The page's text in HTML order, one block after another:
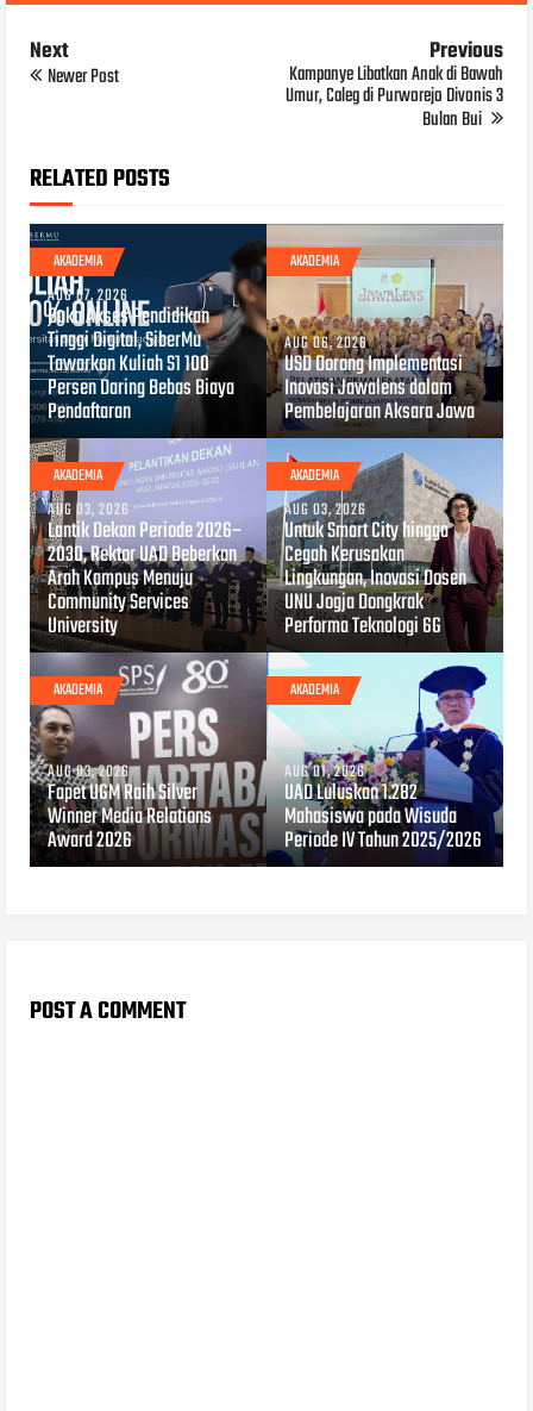
Next
Newer Post
Previous
Kampanye Libatkan Anak di Bawah
Umur, Caleg di Purworejo Divonis 3
Bulan Bui
RELATED POSTS
AKADEMIA
AUG 07, 2026
Buka Akses Pendidikan
Tinggi Digital, SiberMu
Tawarkan Kuliah S1 100
Persen Daring Bebas Biaya
Pendaftaran
AKADEMIA
AUG 06, 2026
USD Dorong Implementasi
Inovasi Jawalens dalam
Pembelajaran Aksara Jawa
AKADEMIA
AUG 03, 2026
Lantik Dekan Periode 2026–
2030, Rektor UAD Beberkan
Arah Kampus Menuju
Community Services
University
AKADEMIA
AUG 03, 2026
Untuk Smart City hingga
Cegah Kerusakan
Lingkungan, Inovasi Dosen
UNU Jogja Dongkrak
Performa Teknologi 6G
AKADEMIA
AUG 03, 2026
Fapet UGM Raih Silver
Winner Media Relations
Award 2026
AKADEMIA
AUG 01, 2026
UAD Luluskan 1.282
Mahasiswa pada Wisuda
Periode IV Tahun 2025/2026
POST A COMMENT